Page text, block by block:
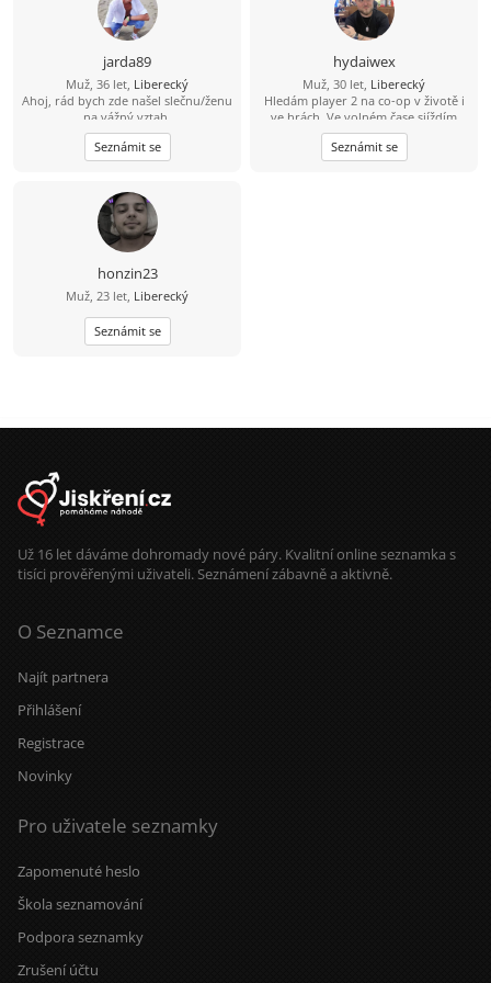
jarda89
Muž, 36 let, Liberecký
Ahoj, rád bych zde našel slečnu/ženu
na vážný vztah.
Seznámit se
hydaiwex
Muž, 30 let, Liberecký
Hledám player 2 na co-op v životě i
ve hrách. Ve volném čase sjíždím
anime, sbírám mangu a piju litry
čaje. Liberec a okolí. Pojďme pokecat
na Discordu, zahrát něco na Steamu
Seznámit se
honzin23
Muž, 23 let, Liberecký
Seznámit se
Už 16 let dáváme dohromady nové páry. Kvalitní online seznamka s
tisíci prověřenými uživateli. Seznámení zábavně a aktivně.
O Seznamce
Najít partnera
Přihlášení
Registrace
Novinky
Pro uživatele seznamky
Zapomenuté heslo
Škola seznamování
Podpora seznamky
Zrušení účtu